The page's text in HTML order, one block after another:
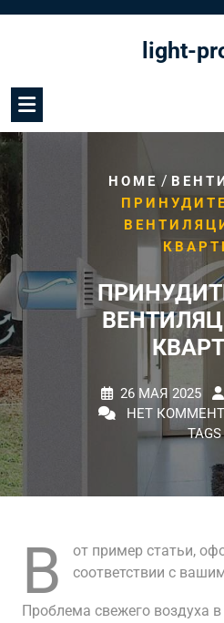
light-
HOME /
26 МАЯ 2025
НЕТ
TAGS
В
от пример статьи,
соответствии с
Проблема свежего воздуха